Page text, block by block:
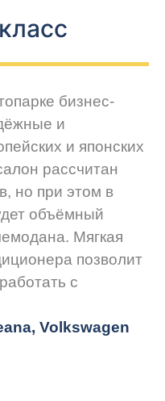
бизнес-
и
и японских
рассчитан
но при этом в
объёмный
Мягкая
позволит
с
Volkswagen